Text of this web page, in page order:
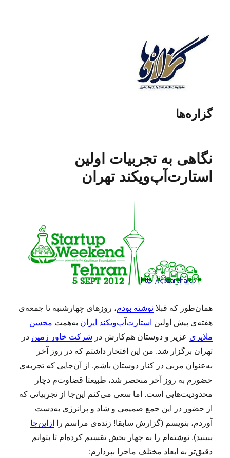
گزاره‌ها
نگاهی به تجربیات اولین
استارت‌آپ‌ویکند تهران
همان‌طور که قبلا نوشته بودم، روزهای چهارشنبه تا جمعه‌ی
هفته‌ی پیش اولین استارت‌آپ‌ویکند ایران به‌همت محسن
ملایری عزیز و دوستان هم‌کارش در شرکت خاور زمین در
تهران برگزار شد. من این افتخار داشتم که در روز آخر
به‌عنوان مربی در کنار دوستان باشم. از آن‌جایی که تجربه‌ی
حضورم به روز آخر منحصر شد، طبیعتا قضاوت‌م دچار
محدودیت‌هایی است. اما سعی می‌کنم این‌جا از تجربیاتی که
از حضور در این جمع صمیمی و شاد و پرانرژی به‌دست
آوردم، بنویسم (گزارش سابقا! زنده‌ی مراسم را
ازاین‌جا
ببینید). نوشته‌ام را به چهار بخش تقسیم کرده‌ام تا بتوانم
دقیق‌تر به ابعاد مختلف ماجرا بپردازم: